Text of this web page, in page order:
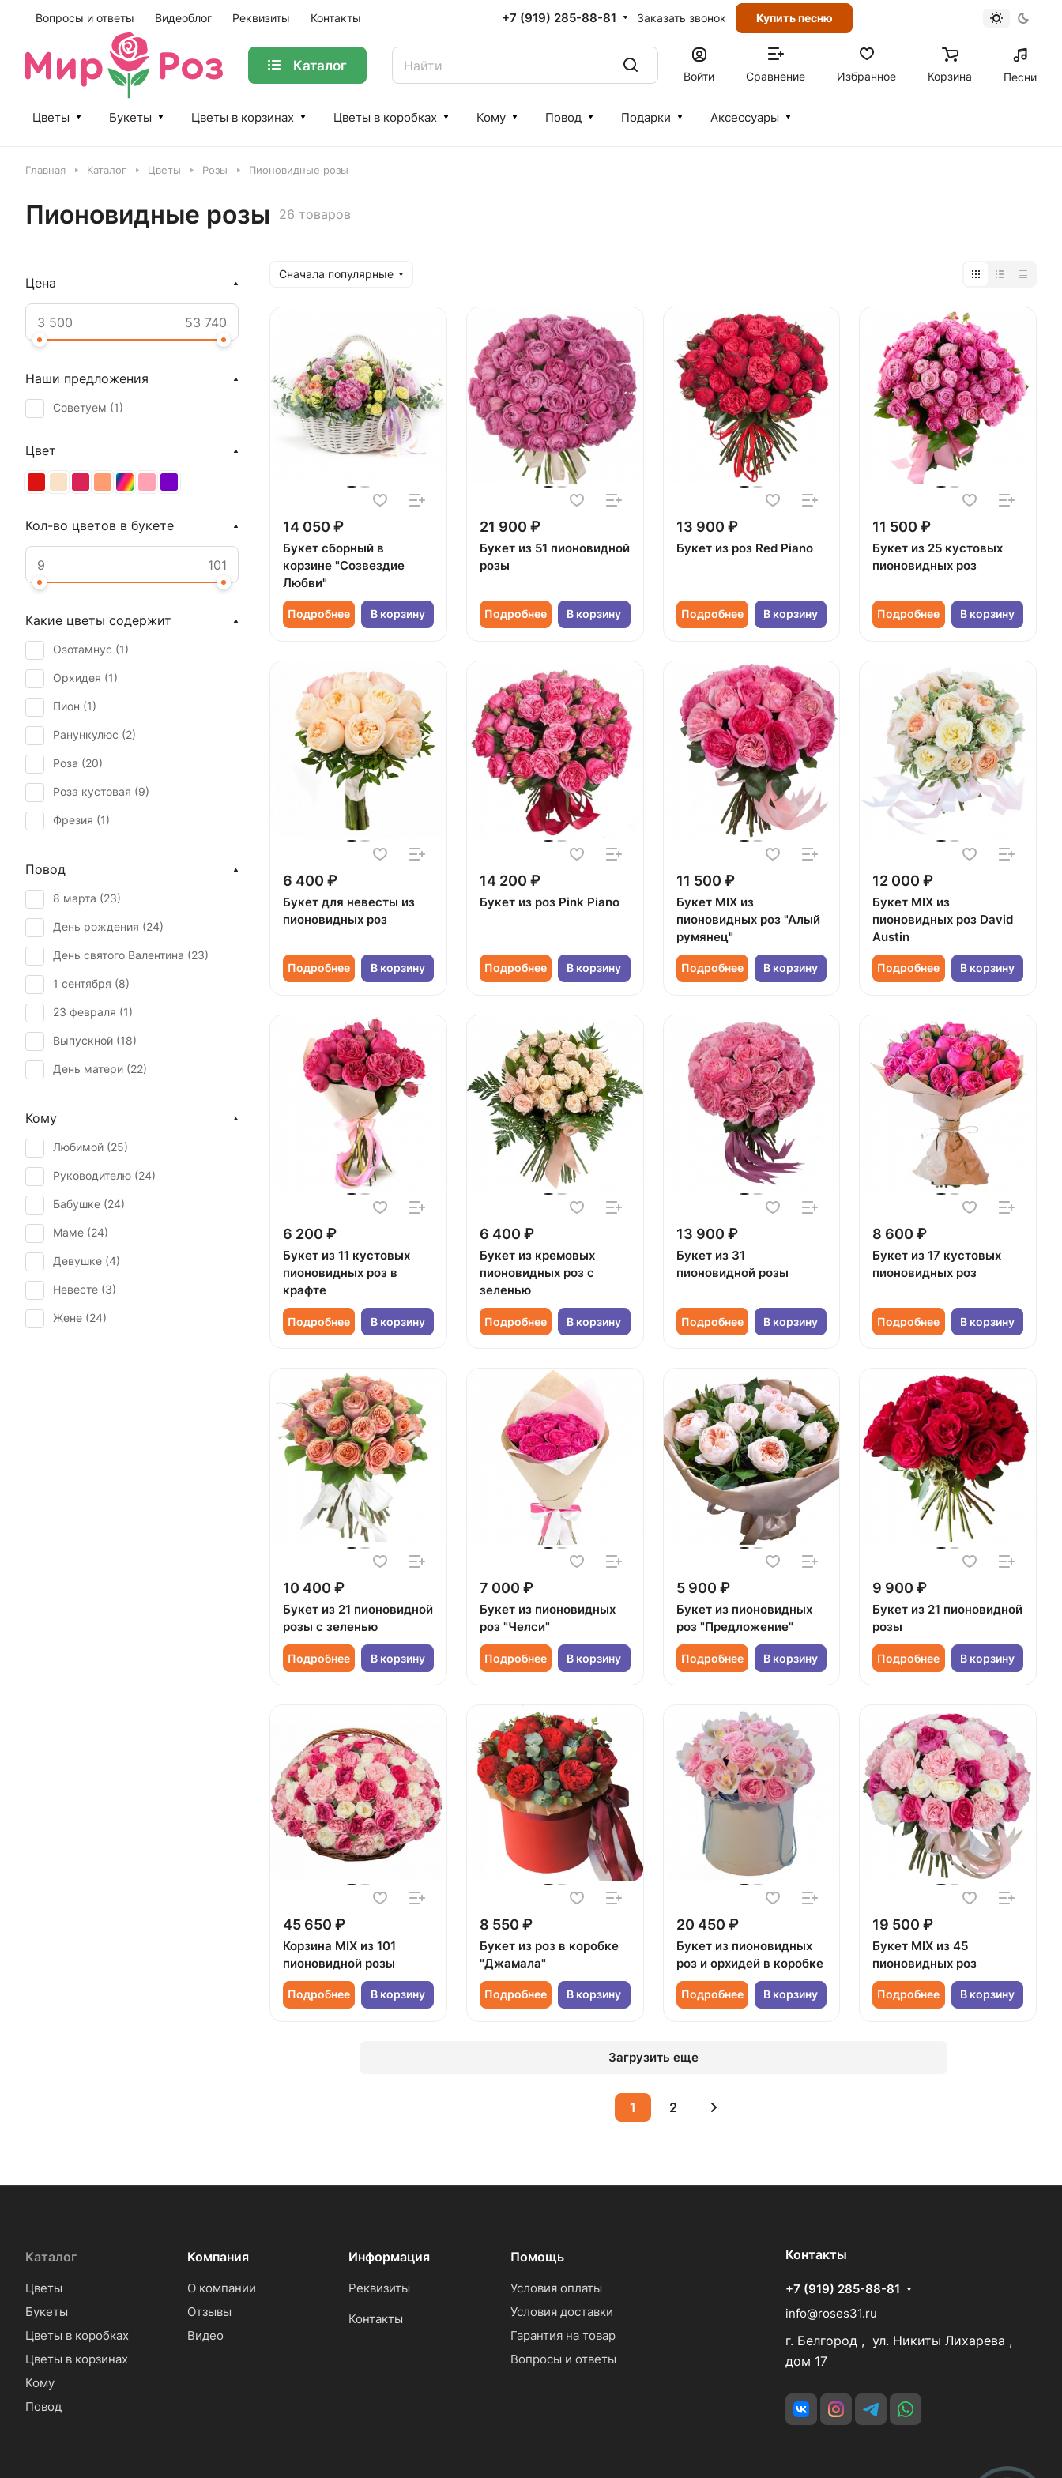
Вопросы и ответы Видеоблог Реквизиты Контакты +7 (919) 285-88-81 Заказать звонок Купить песню
Каталог
Войти Сравнение Избранное Корзина Песни
Цветы Букеты Цветы в корзинах Цветы в коробках Кому Повод Подарки Аксессуары
Главная Каталог Цветы Розы Пионовидные розы
Пионовидные розы 26 товаров
Сначала популярные
14 050 ₽
Букет сборный в
корзине "Созвездие
Любви"
Подробнее В корзину
21 900 ₽
Букет из 51 пионовидной
розы
Подробнее В корзину
13 900 ₽
Букет из роз Red Piano
Подробнее В корзину
11 500 ₽
Букет из 25 кустовых
пионовидных роз
Подробнее В корзину
6 400 ₽
Букет для невесты из
пионовидных роз
Подробнее В корзину
14 200 ₽
Букет из роз Pink Piano
Подробнее В корзину
11 500 ₽
Букет MIX из
пионовидных роз "Алый
румянец"
Подробнее В корзину
12 000 ₽
Букет MIX из
пионовидных роз David
Austin
Подробнее В корзину
6 200 ₽
Букет из 11 кустовых
пионовидных роз в
крафте
Подробнее В корзину
6 400 ₽
Букет из кремовых
пионовидных роз с
зеленью
Подробнее В корзину
13 900 ₽
Букет из 31
пионовидной розы
Подробнее В корзину
8 600 ₽
Букет из 17 кустовых
пионовидных роз
Подробнее В корзину
10 400 ₽
Букет из 21 пионовидной
розы с зеленью
Подробнее В корзину
7 000 ₽
Букет из пионовидных
роз "Челси"
Подробнее В корзину
5 900 ₽
Букет из пионовидных
роз "Предложение"
Подробнее В корзину
9 900 ₽
Букет из 21 пионовидной
розы
Подробнее В корзину
45 650 ₽
Корзина MIX из 101
пионовидной розы
Подробнее В корзину
8 550 ₽
Букет из роз в коробке
"Джамала"
Подробнее В корзину
20 450 ₽
Букет из пионовидных
роз и орхидей в коробке
Подробнее В корзину
19 500 ₽
Букет MIX из 45
пионовидных роз
Подробнее В корзину
Загрузить еще
1 2
Цена
Наши предложения
Советуем (1)
Цвет
Кол-во цветов в букете
Какие цветы содержит
Озотамнус (1)
Орхидея (1)
Пион (1)
Ранункулюс (2)
Роза (20)
Роза кустовая (9)
Фрезия (1)
Повод
8 марта (23)
День рождения (24)
День святого Валентина (23)
1 сентября (8)
23 февраля (1)
Выпускной (18)
День матери (22)
Первое свидание (
Последний звонок (
Рождение ребенка (
Свадьба (1)
Татьянин день (
Юбилей ( 17)
Кому
Любимой (25)
Руководителю (24)
Бабушке (24)
Маме (24)
Девушке (4)
Невесте (3)
Жене (24)
Каталог
Цветы
Букеты
Цветы в коробках
Цветы в корзинах
Кому
Повод
Компания
О компании
Отзывы
Видео
Информация
Реквизиты
Контакты
Помощь
Условия оплаты
Условия доставки
Гарантия на товар
Вопросы и ответы
Контакты
+7 (919) 285-88-81
info@roses31.ru
г. Белгород , ул. Никиты Лихарева ,
дом 17